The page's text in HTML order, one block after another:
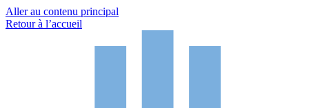
Aller au contenu principal
Retour à l’accueil